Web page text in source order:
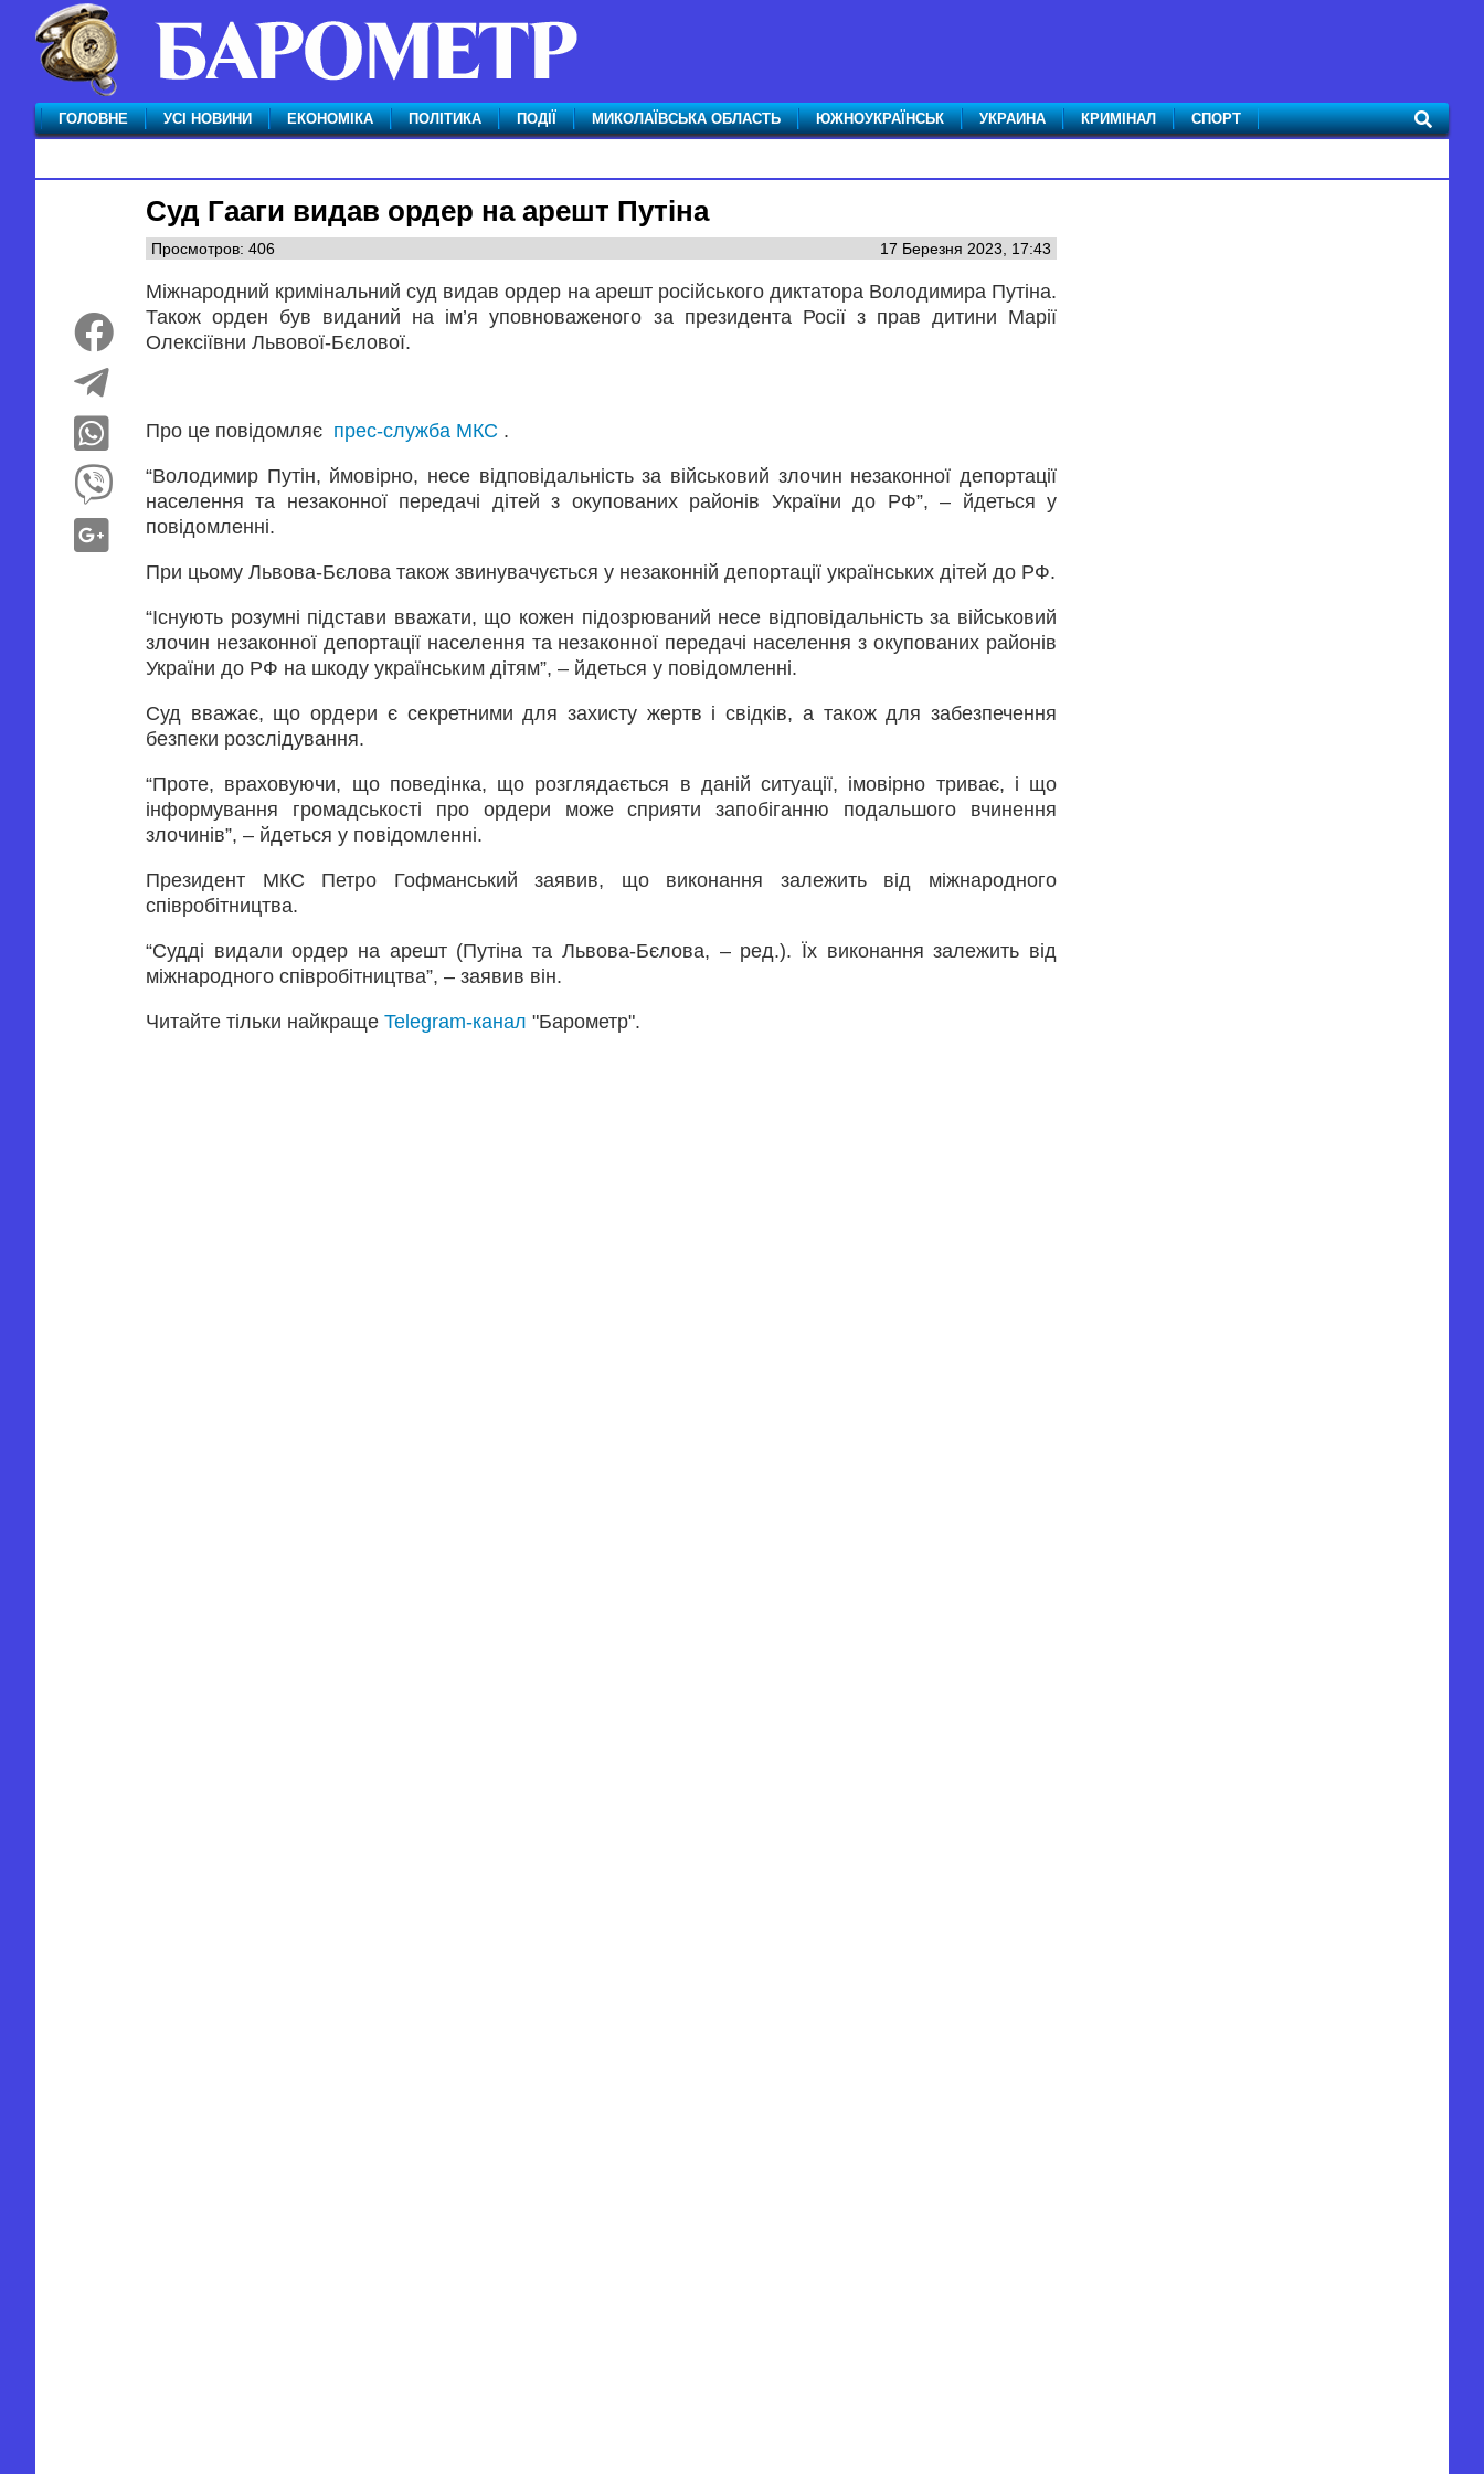
ГОЛОВНЕ УСІ НОВИНИ ЕКОНОМІКА ПОЛІТИКА ПОДІЇ МИКОЛАЇВСЬКА ОБЛАСТЬ ЮЖНОУКРАЇНСЬК УКРАИНА КРИМІНАЛ СПОРТ
Суд Гааги видав ордер на арешт Путіна
Просмотров: 406 17 Березня 2023, 17:43
Міжнародний кримінальний суд видав ордер на арешт російського диктатора Володимира Путіна.
Також орден був виданий на ім’я уповноваженого за президента Росії з прав дитини Марії
Олексіївни Львової-Бєлової.
Про це повідомляє прес-служба МКС .
“Володимир Путін, ймовірно, несе відповідальність за військовий злочин незаконної депортації
населення та незаконної передачі дітей з окупованих районів України до РФ”, – йдеться у
повідомленні.
При цьому Львова-Бєлова також звинувачується у незаконній депортації українських дітей до РФ.
“Існують розумні підстави вважати, що кожен підозрюваний несе відповідальність за військовий
злочин незаконної депортації населення та незаконної передачі населення з окупованих районів
України до РФ на шкоду українським дітям”, – йдеться у повідомленні.
Суд вважає, що ордери є секретними для захисту жертв і свідків, а також для забезпечення
безпеки розслідування.
“Проте, враховуючи, що поведінка, що розглядається в даній ситуації, імовірно триває, і що
інформування громадськості про ордери може сприяти запобіганню подальшого вчинення
злочинів”, – йдеться у повідомленні.
Президент МКС Петро Гофманський заявив, що виконання залежить від міжнародного
співробітництва.
“Судді видали ордер на арешт (Путіна та Львова-Бєлова, – ред.). Їх виконання залежить від
міжнародного співробітництва”, – заявив він.
Читайте тільки найкраще Telegram-канал "Барометр".